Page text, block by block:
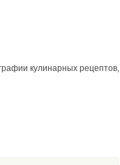
кулинарных рецептов,